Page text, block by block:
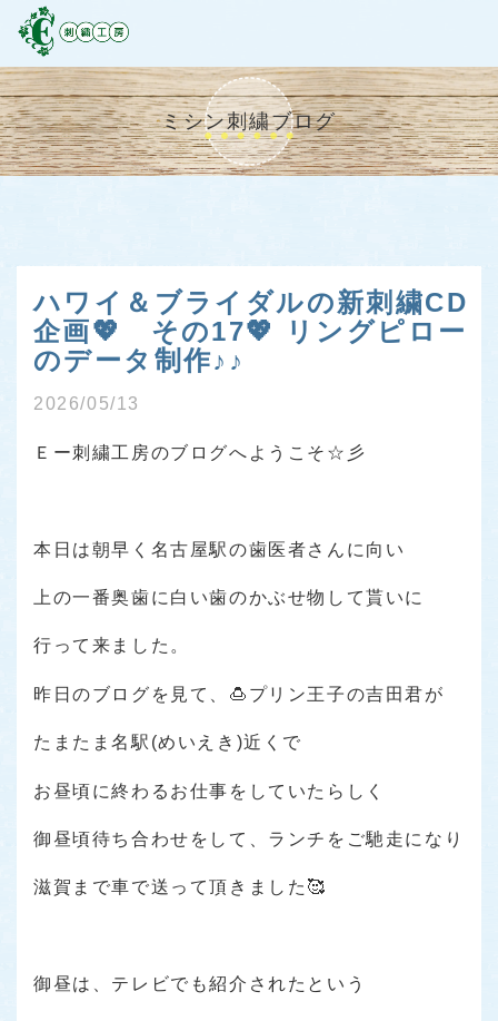
ミシン刺繍ブログ
ハワイ＆ブライダルの新刺繍CD
企画💖 その17💖 リングピロー
のデータ制作♪♪
2026/05/13
Ｅー刺繍工房のブログへようこそ☆彡
本日は朝早く名古屋駅の歯医者さんに向い
上の一番奥歯に白い歯のかぶせ物して貰いに
行って来ました。
昨日のブログを見て、🍮プリン王子の吉田君が
たまたま名駅(めいえき)近くで
お昼頃に終わるお仕事をしていたらしく
御昼頃待ち合わせをして、ランチをご馳走になり
滋賀まで車で送って頂きました🥰
御昼は、テレビでも紹介されたという